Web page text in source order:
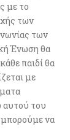
με το
των
των
Ένωση θα
παιδί θα
με
αυτού του
μπορούμε να